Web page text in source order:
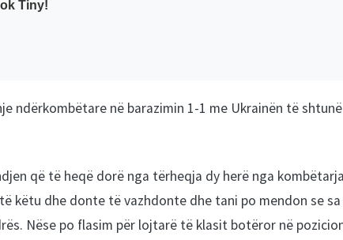
ndërkombëtare në barazimin 1-1 me Ukrainën të
që të heqë dorë nga tërheqja dy herë nga
këtu dhe donte të vazhdonte dhe tani po mendon se sa
Nëse po flasim për lojtarë të klasit botëror në